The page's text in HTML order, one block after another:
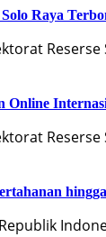
Raya
Republik